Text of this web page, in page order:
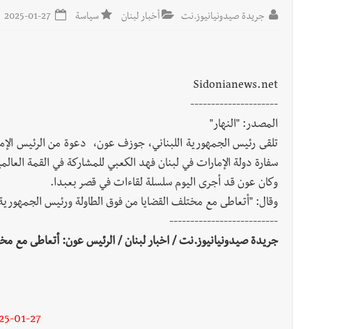
جريدة صيدونيانيوز.نت أخبار لبنان سياسة
Sidonianews.net
---------------------
المصدر: "النهار"
تلقى رئيس الجمهورية اللبناني، جوزف عون، دعوة من الرئيس
سفارة دولة الإمارات في لبنان فهد الكعبي للمشاركة في القمة
وكان عون قد أجرى اليوم سلسلة لقاءات في قصر بعبدا.
وقال: "أتعاطى مع مختلف القضايا من فوق الطاولة ورئيس
--------------------------
جريدة صيدونيانيوز.نت / اخبار لبنان / الرئيس عون: أتعاطى مع
01-27